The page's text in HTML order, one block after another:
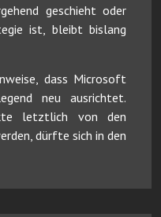
geschieht oder
ist, bleibt bislang
dass Microsoft
neu ausrichtet.
letztlich von den
dürfte sich in den